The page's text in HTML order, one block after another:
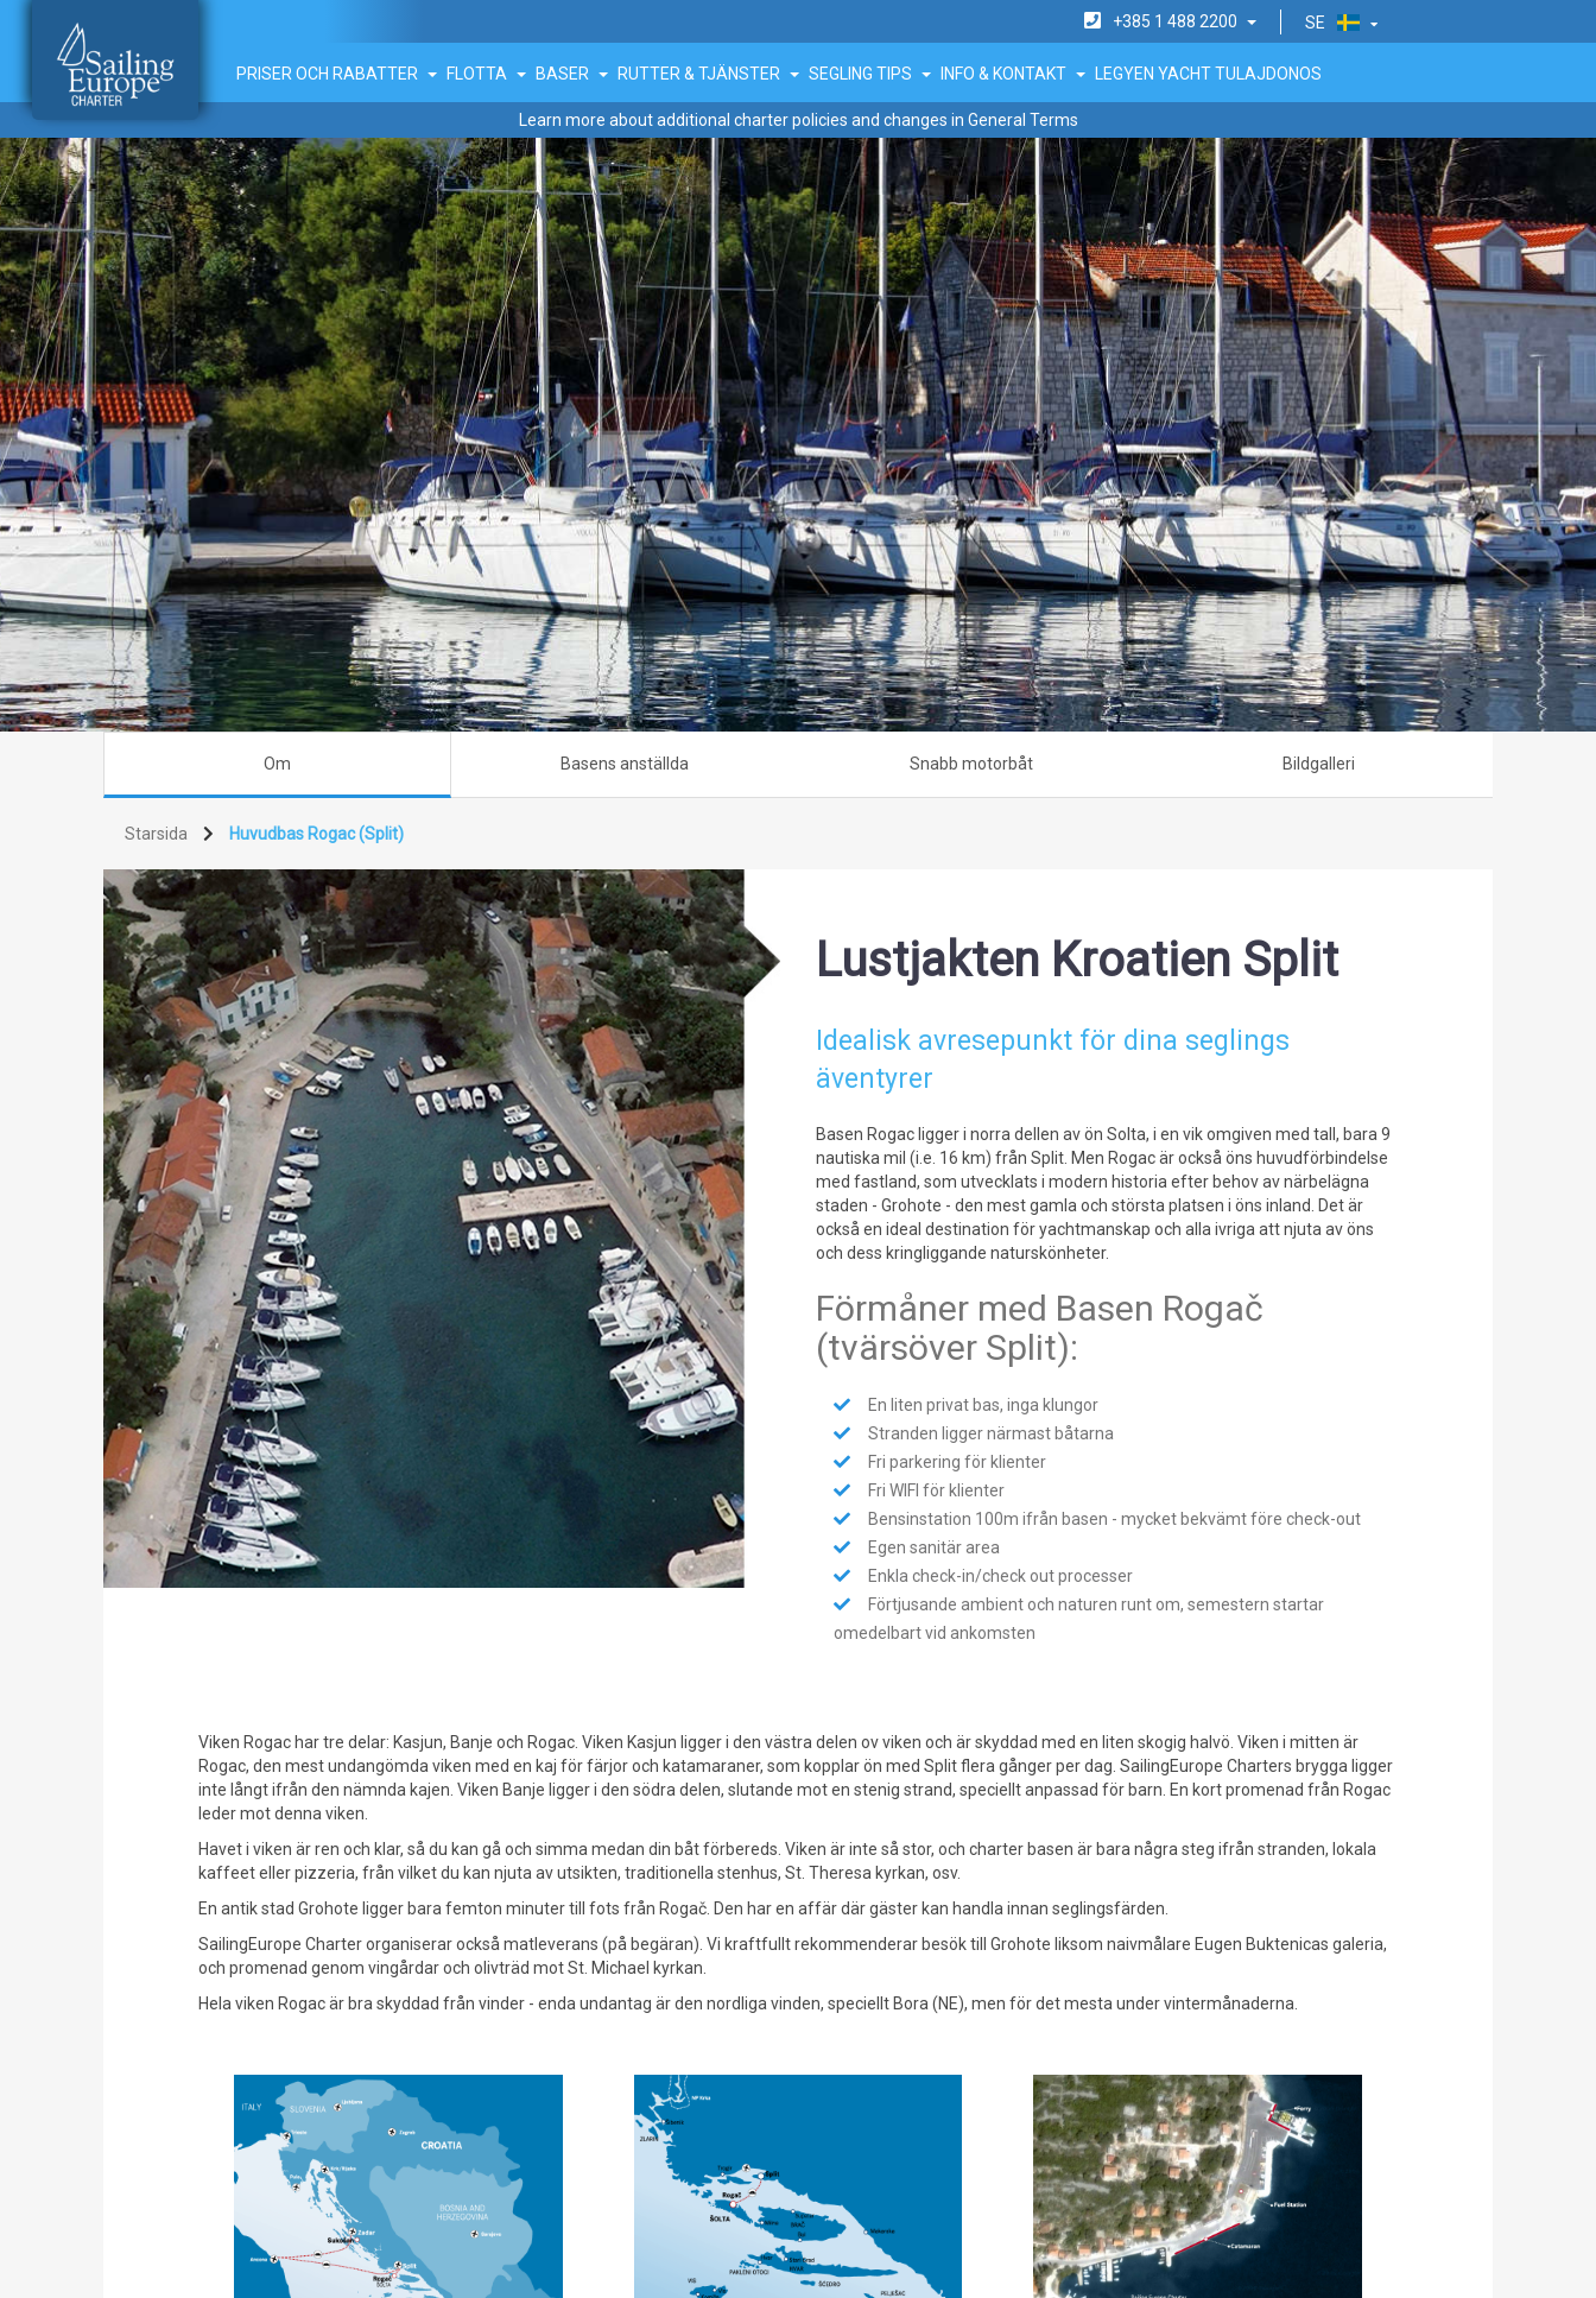
SE
+385 1 488 2200
PRISER OCH RABATTER FLOTTA BASER RUTTER & TJÄNSTER SEGLING TIPS INFO & KONTAKT LEGYEN YACHT TULAJDONOS
Learn more about additional charter policies and changes in General Terms
Om Basens anställda Snabb motorbåt Bildgalleri
Starsida Huvudbas Rogac (Split)
Lustjakten Kroatien Split
Idealisk avresepunkt för dina seglings
äventyrer
Basen Rogac ligger i norra dellen av ön Solta, i en vik omgiven med tall, bara 9
nautiska mil (i.e. 16 km) från Split. Men Rogac är också öns huvudförbindelse
med fastland, som utvecklats i modern historia efter behov av närbelägna
staden - Grohote - den mest gamla och största platsen i öns inland. Det är
också en ideal destination för yachtmanskap och alla ivriga att njuta av öns
och dess kringliggande naturskönheter.
Förmåner med Basen Rogač
(tvärsöver Split):
En liten privat bas, inga klungor
Stranden ligger närmast båtarna
Fri parkering för klienter
Fri WIFI för klienter
Bensinstation 100m ifrån basen - mycket bekvämt före check-out
Egen sanitär area
Enkla check-in/check out processer
Förtjusande ambient och naturen runt om, semestern startar
omedelbart vid ankomsten
Viken Rogac har tre delar: Kasjun, Banje och Rogac. Viken Kasjun ligger i den västra delen ov viken och är skyddad med en liten skogig halvö. Viken i mitten är
Rogac, den mest undangömda viken med en kaj för färjor och katamaraner, som kopplar ön med Split flera gånger per dag. SailingEurope Charters brygga ligger
inte långt ifrån den nämnda kajen. Viken Banje ligger i den södra delen, slutande mot en stenig strand, speciellt anpassad för barn. En kort promenad från Rogac
leder mot denna viken.
Havet i viken är ren och klar, så du kan gå och simma medan din båt förbereds. Viken är inte så stor, och charter basen är bara några steg ifrån stranden, lokala
kaffeet eller pizzeria, från vilket du kan njuta av utsikten, traditionella stenhus, St. Theresa kyrkan, osv.
En antik stad Grohote ligger bara femton minuter till fots från Rogač. Den har en affär där gäster kan handla innan seglingsfärden.
SailingEurope Charter organiserar också matleverans (på begäran). Vi kraftfullt rekommenderar besök till Grohote liksom naivmålare Eugen Buktenicas galeria,
och promenad genom vingårdar och olivträd mot St. Michael kyrkan.
Hela viken Rogac är bra skyddad från vinder - enda undantag är den nordliga vinden, speciellt Bora (NE), men för det mesta under vintermånaderna.